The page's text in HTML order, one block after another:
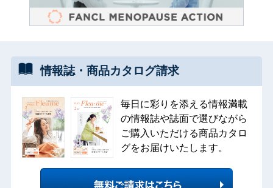
情報誌・ 商品カタログ請求
毎日に彩りを添える情報満載
の情報誌や誌面で選びながら
ご購入いただける商品カタロ
グをお届けいたします。